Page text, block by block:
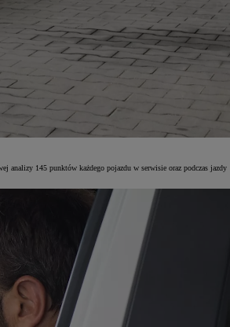
analizy 145 punktów każdego pojazdu w serwisie oraz podczas jazdy